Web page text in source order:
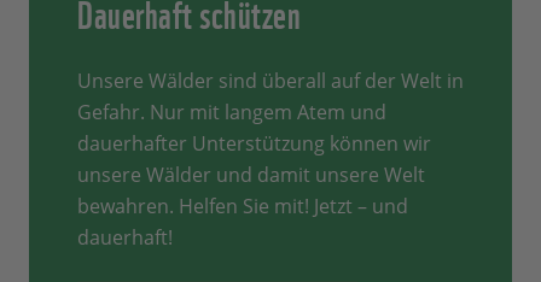
Dauerhaft schützen
Unsere Wälder sind überall auf der Welt in
Gefahr. Nur mit langem Atem und
dauerhafter Unterstützung können wir
unsere Wälder und damit unsere Welt
bewahren. Helfen Sie mit! Jetzt – und
dauerhaft!